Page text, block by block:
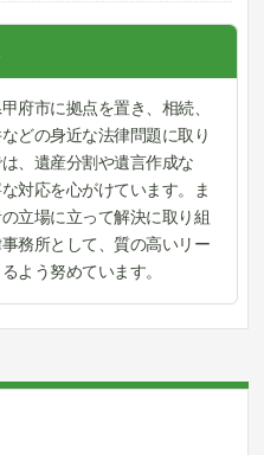
府市に拠点を置き、相続、
どの身近な法律問題に取り
、遺産分割や遺言作成な
対応を心がけています。ま
立場に立って解決に取り組
務所として、質の高いリー
よう努めています。